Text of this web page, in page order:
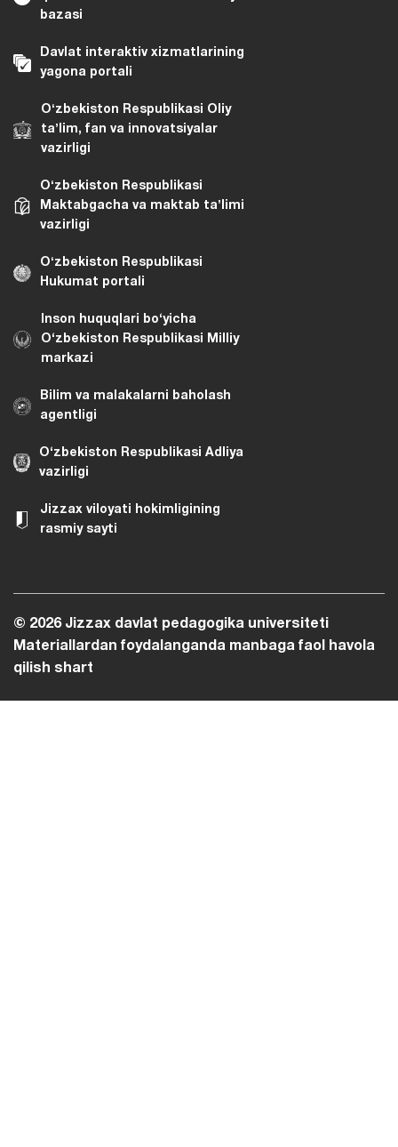
bazasi
Davlat interaktiv xizmatlarining
yagona portali
Oʻzbekiston Respublikasi Oliy
taʼlim, fan va innovatsiyalar
vazirligi
Oʻzbekiston Respublikasi
Maktabgacha va maktab taʼlimi
vazirligi
Oʻzbekiston Respublikasi
Hukumat portali
Inson huquqlari bo‘yicha
O‘zbekiston Respublikasi Milliy
markazi
Bilim va malakalarni baholash
agentligi
O‘zbekiston Respublikasi Adliya
vazirligi
Jizzax viloyati hokimligining
rasmiy sayti
© 2026 Jizzax davlat pedagogika universiteti
Materiallardan foydalanganda manbaga faol havola
qilish shart